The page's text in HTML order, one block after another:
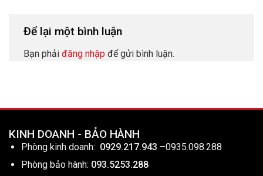
Để lại một bình luận
Bạn phải đăng nhập để gửi bình luận.
KINH DOANH - BẢO HÀNH
Phòng kinh doanh: 0929.217.943 –0935.098.288
Phòng bảo hành: 093.5253.288